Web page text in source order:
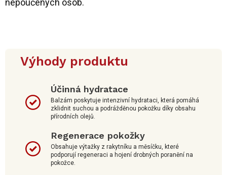
nepoučených osob.
Výhody produktu
Účinná hydratace
Balzám poskytuje intenzivní hydrataci, která pomáhá
zklidnit suchou a podrážděnou pokožku díky obsahu
přírodních olejů.
Regenerace pokožky
Obsahuje výtažky z rakytníku a měsíčku, které
podporují regeneraci a hojení drobných poranění na
pokožce.